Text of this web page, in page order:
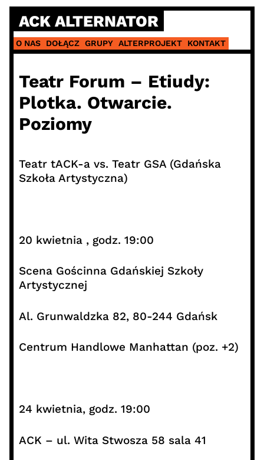
Skip
content
ACK ALTERNATOR
O NAS DOŁĄCZ GRUPY ALTERPROJEKT KONTAKT
Teatr Forum – Etiudy:
Plotka. Otwarcie.
Poziomy
Teatr tACK-a vs. Teatr GSA (Gdańska
Szkoła Artystyczna)
20 kwietnia , godz. 19:00
Scena Gościnna Gdańskiej Szkoły
Artystycznej
Al. Grunwaldzka 82, 80-244 Gdańsk
Centrum Handlowe Manhattan (poz. +2)
24 kwietnia, godz. 19:00
ACK – ul. Wita Stwosza 58 sala 41